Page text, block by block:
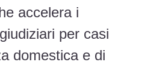
accelera i
per casi
domestica e di